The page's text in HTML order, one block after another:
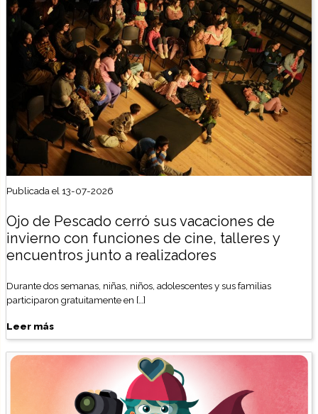
Publicada el 13-07-2026
Ojo de Pescado cerró sus vacaciones de
invierno con funciones de cine, talleres y
encuentros junto a realizadores
Durante dos semanas, niñas, niños, adolescentes y sus familias
participaron gratuitamente en […]
Leer más